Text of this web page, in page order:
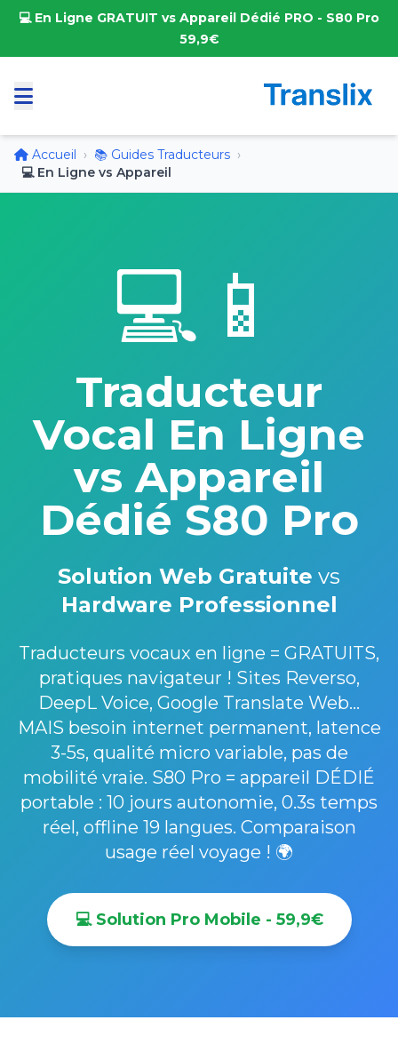
💻 En Ligne GRATUIT vs Appareil Dédié PRO - S80 Pro
59,9€
Accueil › 📚 Guides Traducteurs ›
💻 En Ligne vs Appareil
💻📱
Traducteur
Vocal En Ligne
vs Appareil
Dédié S80 Pro
Solution Web Gratuite vs
Hardware Professionnel
Traducteurs vocaux en ligne = GRATUITS,
pratiques navigateur ! Sites Reverso,
DeepL Voice, Google Translate Web...
MAIS besoin internet permanent, latence
3-5s, qualité micro variable, pas de
mobilité vraie. S80 Pro = appareil DÉDIÉ
portable : 10 jours autonomie, 0.3s temps
réel, offline 19 langues. Comparaison
usage réel voyage ! 🌍
💻 Solution Pro Mobile - 59,9€